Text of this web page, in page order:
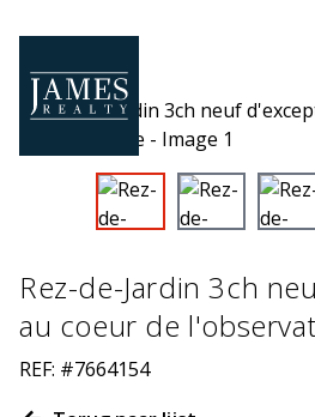
Rez-de-Jardin 3ch
au coeur de
REF: #7664154